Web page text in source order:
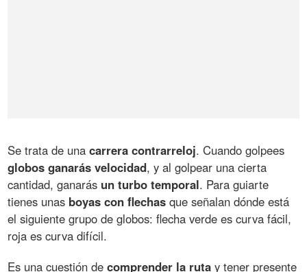
Se trata de unacarrera contrarreloj. Cuando golpees
globos ganarás velocidad, y al golpear una cierta
cantidad, ganarás un turbo temporal. Para guiarte
tienes unas boyas con flechas que señalan dónde está
el siguiente grupo de globos: flecha verde es curva fácil,
roja es curva difícil.
Es una cuestión decomprender la ruta y tener presente